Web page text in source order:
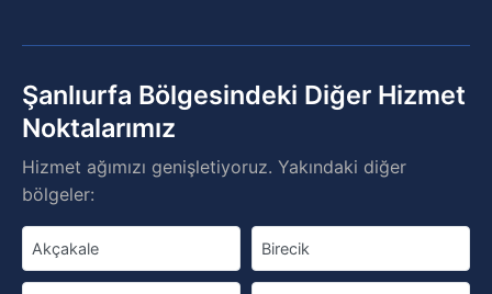
Şanlıurfa Bölgesindeki Diğer Hizmet
Noktalarımız
Hizmet ağımızı genişletiyoruz. Yakındaki diğer
bölgeler:
Akçakale Birecik